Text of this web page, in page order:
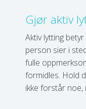
Gjør aktiv
Aktiv lytting
person sier i
fulle
formidles. Hold
ikke forstår noe,